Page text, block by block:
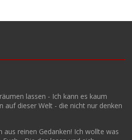
lassen - Ich kann es kaum
auf dieser Welt - die nicht nur denken
aus reinen Gedanken! Ich wollte was